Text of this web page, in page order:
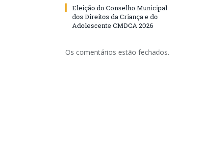
Eleição do Conselho Municipal
dos Direitos da Criança e do
Adolescente CMDCA 2026
Os comentários estão fechados.